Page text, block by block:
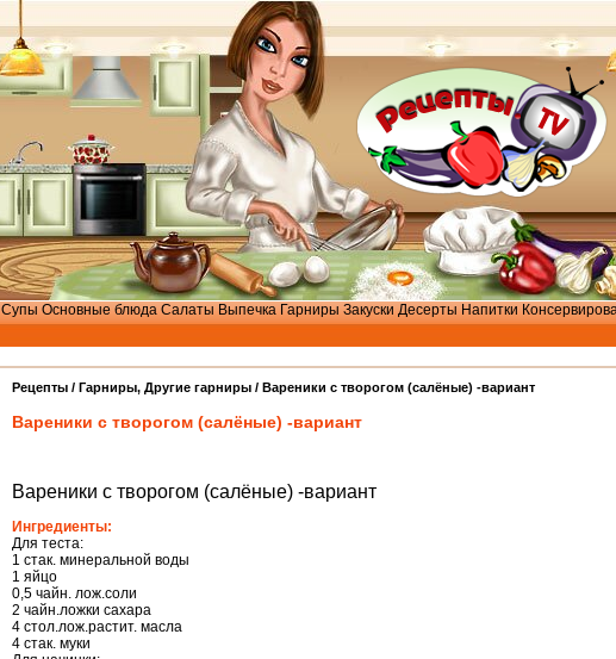
Супы Основные блюда Салаты Выпечка Гарниры Закуски Десерты Напитки
Рецепты / Гарниры, Другие гарниры / Вареники с творогом (салёные) -вариант
Вареники с творогом (салёные) -вариант
Вареники с творогом (салёные) -вариант
Ингредиенты:
Для теста:
1 стак. минеральной воды
1 яйцо
0,5 чайн. лож.соли
2 чайн.ложки сахара
4 стол.лож.растит. масла
4 стак. муки